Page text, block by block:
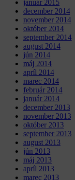
január 2015
december 2014
november 2014
október 2014
september 2014
august 2014
jún 2014
máj 2014
apríl 2014
marec 2014
február 2014
január 2014
december 2013
november 2013
október 2013
september 2013
august 2013
jún 2013
máj 2013
apríl 2013
marec 2013